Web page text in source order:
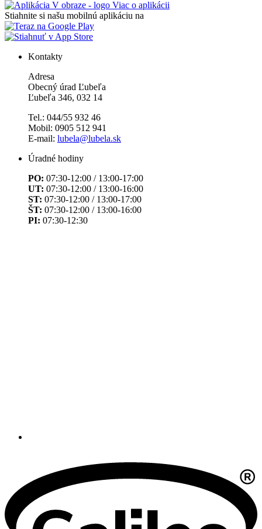
Viac o aplikácii
Stiahnite si našu mobilnú aplikáciu na
Kontakty
Adresa
Obecný úrad Ľubeľa
Ľubeľa 346, 032 14
Tel.: 044/55 932 46
Mobil: 0905 512 941
E-mail: lubela@lubela.sk
Úradné hodiny
PO: 07:30-12:00 / 13:00-17:00
UT: 07:30-12:00 / 13:00-16:00
ST: 07:30-12:00 / 13:00-17:00
ŠT: 07:30-12:00 / 13:00-16:00
PI: 07:30-12:30